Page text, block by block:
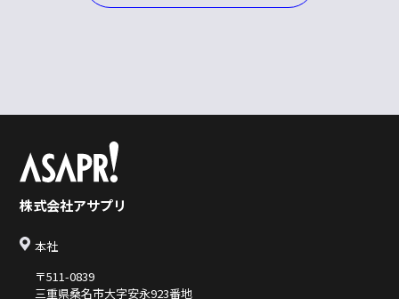
株式会社アサプリ
本社
〒511-0839
三重県桑名市大字安永923番地